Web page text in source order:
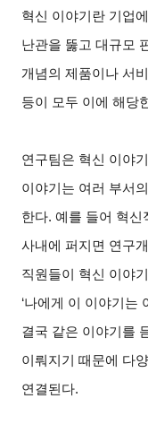
혁신 이야기란 기업
난관을 뚫고 대규모
개념의 제품이나 서
등이 모두 이에 해당
연구팀은 혁신 이야
이야기는 여러 부서
한다. 예를 들어 혁
사내에 퍼지면 연구
직원들이 혁신 이야
‘나에게 이 이야기는
결국 같은 이야기를
이뤄지기 때문에 다
연결된다.